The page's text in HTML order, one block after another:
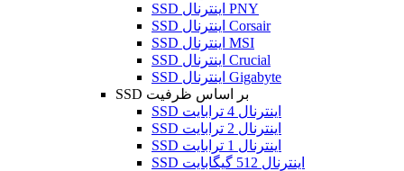
SSD اینترنال PNY
SSD اینترنال Corsair
SSD اینترنال MSI
SSD اینترنال Crucial
SSD اینترنال Gigabyte
SSD بر اساس ظرفیت
SSD اینترنال 4 ترابایت
SSD اینترنال 2 ترابایت
SSD اینترنال 1 ترابایت
SSD اینترنال 512 گیگابایت